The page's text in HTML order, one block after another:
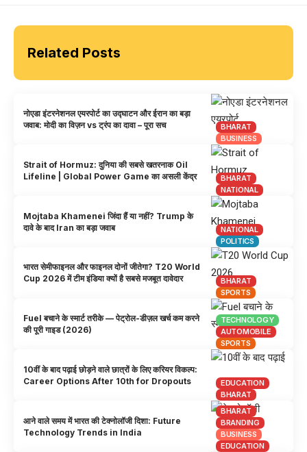
Related Posts
BHARAT
BUSINESS
नोएडा इंटरनेशनल एयरपोर्ट का उद्घाटन और ईरान का बड़ा
जवाब: मोदी का विज़न vs ट्रंप का दावा – पूरा सच
BHARAT
NATIONAL
Strait of Hormuz: दुनिया की सबसे खतरनाक Oil
Lifeline | Global Power Game का असली केंद्र
NATIONAL
POLITICS
Mojtaba Khamenei जिंदा हैं या नहीं? Trump के
दावे के बाद Iran का बड़ा जवाब
BHARAT
SPORTS
भारत सेमीफाइनल और फाइनल दोनों जीतेगा? T20 World
Cup 2026 में टीम इंडिया क्यों है सबसे मजबूत दावेदार
TECHNOLOGY
AUTOMOBILE
SPORTS
Fuel बचाने के स्मार्ट तरीके — पेट्रोल-डीज़ल खर्च कम करने
की पूरी गाइड (2026)
EDUCATION
BHARAT
10वीं के बाद पढ़ाई छोड़ने वाले छात्रों के लिए करियर विकल्प:
Career Options After 10th for Dropouts
BHARAT
BRANDING
BUSINESS
EDUCATION
आने वाले समय में भारत की टेक्नोलॉजी दिशा: Future
Technology Trends in India